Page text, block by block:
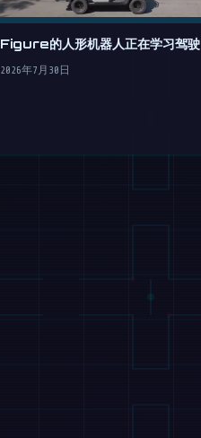
Figure的人形机器人正在学习驾驶
2026年7月30日